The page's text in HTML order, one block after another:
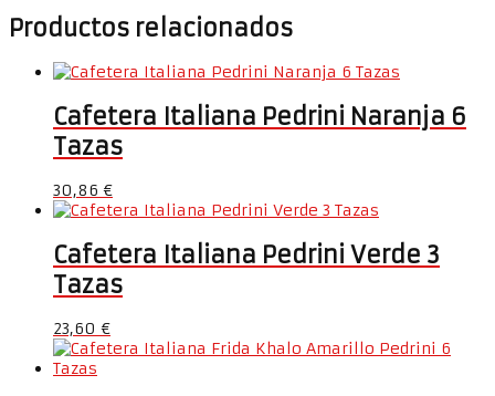
Productos relacionados
Cafetera Italiana Pedrini Naranja 6
Tazas
30,86€
Cafetera Italiana Pedrini Verde 3
Tazas
23,60€